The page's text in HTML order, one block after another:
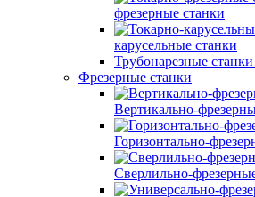
фрезерные станки
карусельные станки
Трубонарезные
Фрезерные станки
Вертикально-
Горизонтально-
Сверлильно-